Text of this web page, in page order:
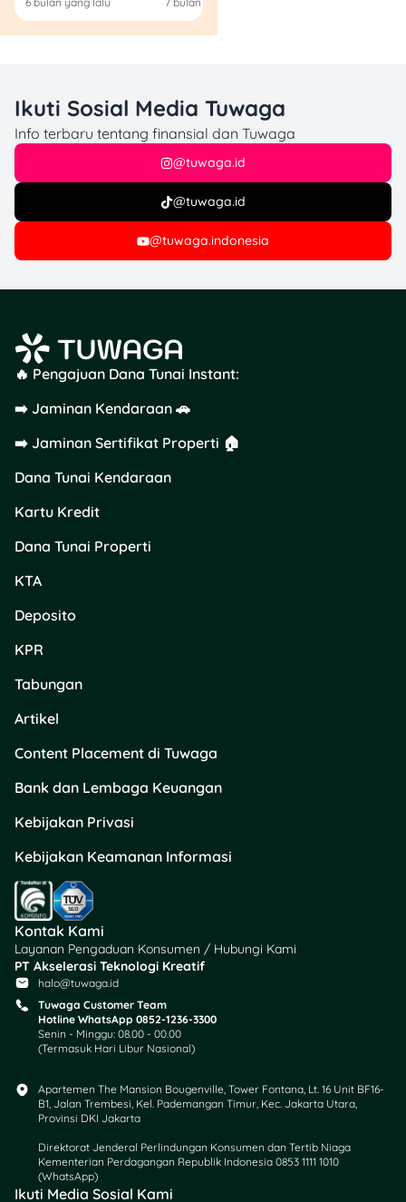
informatif
Yuk, jadi lebih cerdas dalam
kelola uang bareng
Tuwaga!
Ikuti Sosial Media Tuwaga
Info terbaru tentang finansial dan Tuwaga
@tuwaga.id
@tuwaga.id
@tuwaga.indonesia
🔥 Pengajuan Dana Tunai Instant:
➡️ Jaminan Kendaraan 🚗
➡️ Jaminan Sertifikat Properti 🏠
Dana Tunai Kendaraan
Kartu Kredit
Dana Tunai Properti
KTA
Deposito
KPR
Tabungan
Artikel
Content Placement di Tuwaga
Bank dan Lembaga Keuangan
Kebijakan Privasi
Kebijakan Keamanan Informasi
Kontak Kami
Layanan Pengaduan Konsumen / Hubungi Kami
PT Akselerasi Teknologi Kreatif
halo@tuwaga.id
Tuwaga Customer Team
Hotline WhatsApp 0852-1236-3300
Senin - Minggu: 08.00 - 00.00
(Termasuk Hari Libur Nasional)
Apartemen The Mansion Bougenville, Tower Fontana, Lt. 16 Unit BF16-
B1, Jalan Trembesi, Kel. Pademangan Timur, Kec. Jakarta Utara,
Provinsi DKI Jakarta
Direktorat Jenderal Perlindungan Konsumen dan Tertib Niaga
Kementerian Perdagangan Republik Indonesia 0853 1111 1010
(WhatsApp)​
Ikuti Media Sosial Kami